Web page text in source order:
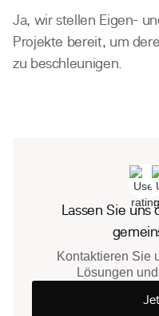
Ja, wir stellen Eigen-
Projekte bereit, um
zu beschleunigen.
Lassen Sie uns
Kontaktieren Sie
Lösungen